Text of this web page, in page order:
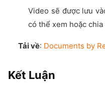
Video sẽ được lưu
có thể xem hoặc chia
Tải về: Documents by
Kết Luận